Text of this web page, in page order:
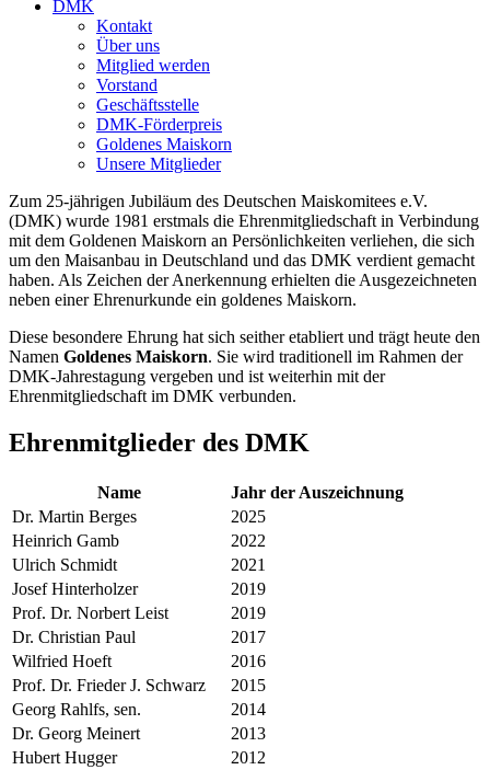
DMK
Kontakt
Über uns
Mitglied werden
Vorstand
Geschäftsstelle
DMK-Förderpreis
Goldenes Maiskorn
Unsere Mitglieder
Zum 25-jährigen Jubiläum des Deutschen Maiskomitees e.V.
(DMK) wurde 1981 erstmals die Ehrenmitgliedschaft in Verbindung
mit dem Goldenen Maiskorn an Persönlichkeiten verliehen, die sich
um den Maisanbau in Deutschland und das DMK verdient gemacht
haben. Als Zeichen der Anerkennung erhielten die Ausgezeichneten
neben einer Ehrenurkunde ein goldenes Maiskorn.
Diese besondere Ehrung hat sich seither etabliert und trägt heute den
Namen Goldenes Maiskorn. Sie wird traditionell im Rahmen der
DMK-Jahrestagung vergeben und ist weiterhin mit der
Ehrenmitgliedschaft im DMK verbunden.
Ehrenmitglieder des DMK
Name
Jahr der Auszeichnung
Dr. Martin Berges
2025
Heinrich Gamb
2022
Ulrich Schmidt
2021
Josef Hinterholzer
2019
Prof. Dr. Norbert Leist
2019
Dr. Christian Paul
2017
Wilfried Hoeft
2016
Prof. Dr. Frieder J. Schwarz
2015
Georg Rahlfs, sen.
2014
Dr. Georg Meinert
2013
Hubert Hugger
2012